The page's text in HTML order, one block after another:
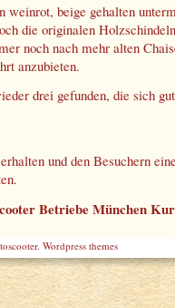
beige gehalten
die originalen
noch nach mehr alten
anzubieten.
drei gefunden, die sich
und den Besuchern
Betriebe München
Wordpress themes